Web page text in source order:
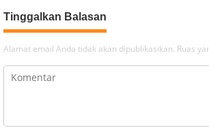
Tinggalkan Balasan
Alamat email Anda tidak akan dipublikasikan. Ruas